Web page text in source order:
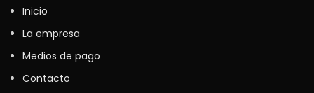
Inicio
La empresa
Medios de pago
Contacto